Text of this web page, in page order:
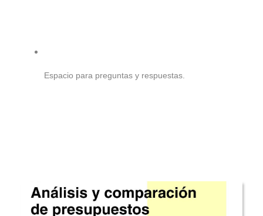
Espacio para preguntas y respuestas.